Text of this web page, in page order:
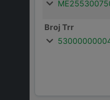
Broj Trr